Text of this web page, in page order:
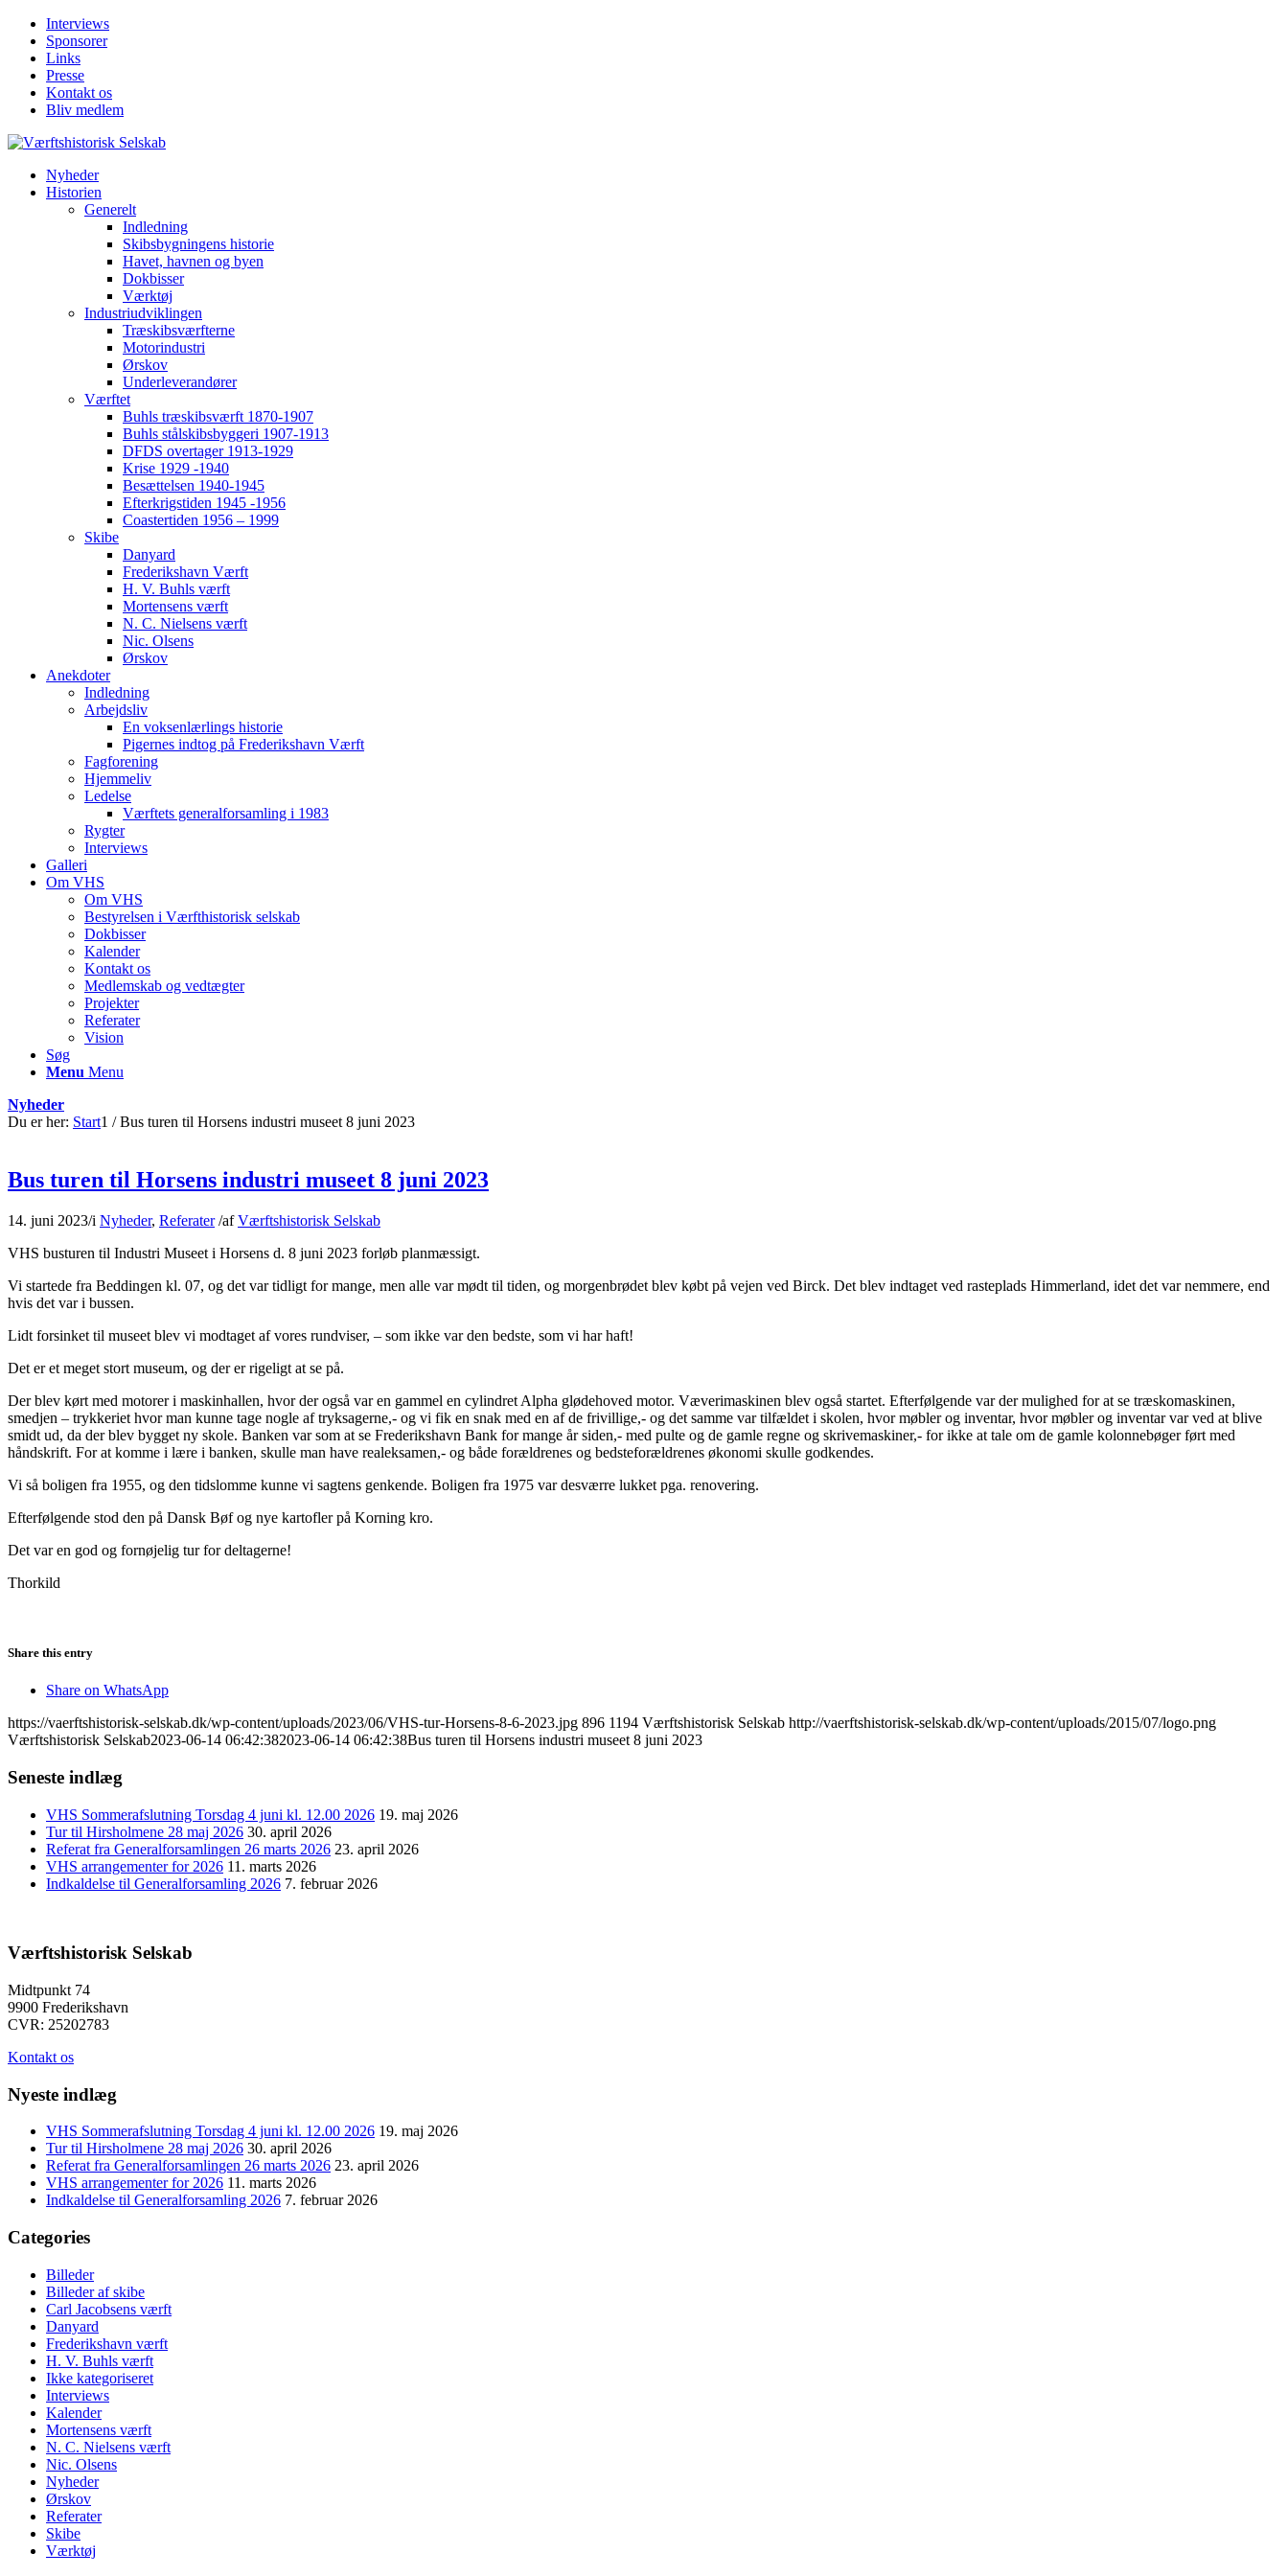
Interviews
Sponsorer
Links
Presse
Kontakt os
Bliv medlem
Nyheder
Historien
Generelt
Indledning
Skibsbygningens historie
Havet, havnen og byen
Dokbisser
Værktøj
Industriudviklingen
Træskibsværfterne
Motorindustri
Ørskov
Underleverandører
Værftet
Buhls træskibsværft 1870-1907
Buhls stålskibsbyggeri 1907-1913
DFDS overtager 1913-1929
Krise 1929 -1940
Besættelsen 1940-1945
Efterkrigstiden 1945 -1956
Coastertiden 1956 – 1999
Skibe
Danyard
Frederikshavn Værft
H. V. Buhls værft
Mortensens værft
N. C. Nielsens værft
Nic. Olsens
Ørskov
Anekdoter
Indledning
Arbejdsliv
En voksenlærlings historie
Pigernes indtog på Frederikshavn Værft
Fagforening
Hjemmeliv
Ledelse
Værftets generalforsamling i 1983
Rygter
Interviews
Galleri
Om VHS
Om VHS
Bestyrelsen i Værfthistorisk selskab
Dokbisser
Kalender
Kontakt os
Medlemskab og vedtægter
Projekter
Referater
Vision
Søg
Menu Menu
Nyheder
Du er her: Start1 / Bus turen til Horsens industri museet 8 juni 2023
Bus turen til Horsens industri museet 8 juni 2023
14. juni 2023/i Nyheder, Referater /afVærftshistorisk Selskab
VHS busturen til Industri Museet i Horsens d. 8 juni 2023 forløb planmæssigt.
Vi startede fra Beddingen kl. 07, og det var tidligt for mange, men alle var mødt til tiden, og morgenbrødet blev købt på vejen ved Birck. Det blev indtaget ved rasteplads Himmerland, idet det var nemmere, end
hvis det var i bussen.
Lidt forsinket til museet blev vi modtaget af vores rundviser, – som ikke var den bedste, som vi har haft!
Det er et meget stort museum, og der er rigeligt at se på.
Der blev kørt med motorer i maskinhallen, hvor der også var en gammel en cylindret Alpha glødehoved motor. Væverimaskinen blev også startet. Efterfølgende var der mulighed for at se træskomaskinen,
smedjen – trykkeriet hvor man kunne tage nogle af tryksagerne,- og vi fik en snak med en af de frivillige,- og det samme var tilfældet i skolen, hvor møbler og inventar, hvor møbler og inventar var ved at blive
smidt ud, da der blev bygget ny skole. Banken var som at se Frederikshavn Bank for mange år siden,- med pulte og de gamle regne og skrivemaskiner,- for ikke at tale om de gamle kolonnebøger ført med
håndskrift. For at komme i lære i banken, skulle man have realeksamen,- og både forældrenes og bedsteforældrenes økonomi skulle godkendes.
Vi så boligen fra 1955, og den tidslomme kunne vi sagtens genkende. Boligen fra 1975 var desværre lukket pga. renovering.
Efterfølgende stod den på Dansk Bøf og nye kartofler på Korning kro.
Det var en god og fornøjelig tur for deltagerne!
Thorkild
Share this entry
Share on WhatsApp
https://vaerftshistorisk-selskab.dk/wp-content/uploads/2023/06/VHS-tur-Horsens-8-6-2023.jpg 896 1194 Værftshistorisk Selskab http://vaerftshistorisk-selskab.dk/wp-content/uploads/2015/07/logo.png
Værftshistorisk Selskab2023-06-14 06:42:382023-06-14 06:42:38Bus turen til Horsens industri museet 8 juni 2023
Seneste indlæg
VHS Sommerafslutning Torsdag 4 juni kl. 12.00 2026 19. maj 2026
Tur til Hirsholmene 28 maj 2026 30. april 2026
Referat fra Generalforsamlingen 26 marts 2026 23. april 2026
VHS arrangementer for 2026 11. marts 2026
Indkaldelse til Generalforsamling 2026 7. februar 2026
Værftshistorisk Selskab
Midtpunkt 74
9900 Frederikshavn
CVR: 25202783
Kontakt os
Nyeste indlæg
VHS Sommerafslutning Torsdag 4 juni kl. 12.00 2026 19. maj 2026
Tur til Hirsholmene 28 maj 2026 30. april 2026
Referat fra Generalforsamlingen 26 marts 2026 23. april 2026
VHS arrangementer for 2026 11. marts 2026
Indkaldelse til Generalforsamling 2026 7. februar 2026
Categories
Billeder
Billeder af skibe
Carl Jacobsens værft
Danyard
Frederikshavn værft
H. V. Buhls værft
Ikke kategoriseret
Interviews
Kalender
Mortensens værft
N. C. Nielsens værft
Nic. Olsens
Nyheder
Ørskov
Referater
Skibe
Værktøj